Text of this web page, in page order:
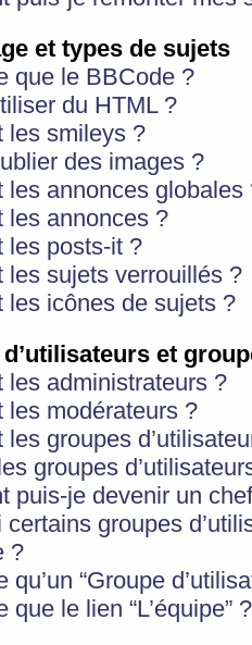
et types de sujets
que le BBCode ?
du HTML ?
les smileys ?
des images ?
les annonces globales
les annonces ?
les posts-it ?
les sujets verrouillés ?
les icônes de sujets ?
et
les administrateurs ?
les modérateurs ?
les groupes
groupes
puis-je devenir un
certains groupes
?
qu’un “Groupe
que le lien “L’équipe” ?